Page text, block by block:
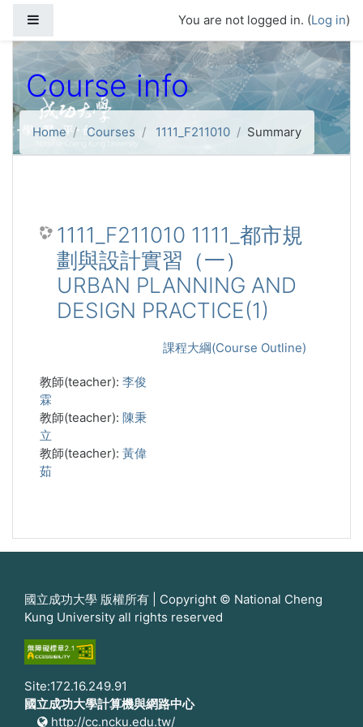
You are not logged in. (Log in)
Course info
Home Courses 1111_F211010 Summary
1111_F211010 1111_都市規
劃與設計實習（一）
URBAN PLANNING AND
DESIGN PRACTICE(1)
課程大綱(Course Outline)
教師(teacher): 李俊
霖
教師(teacher): 陳秉
立
教師(teacher): 黃偉
茹
國立成功大學 版權所有 | Copyright © National Cheng
Kung University all rights reserved
Site:172.16.249.91
國立成功大學計算機與網路中心
http://cc.ncku.edu.tw/